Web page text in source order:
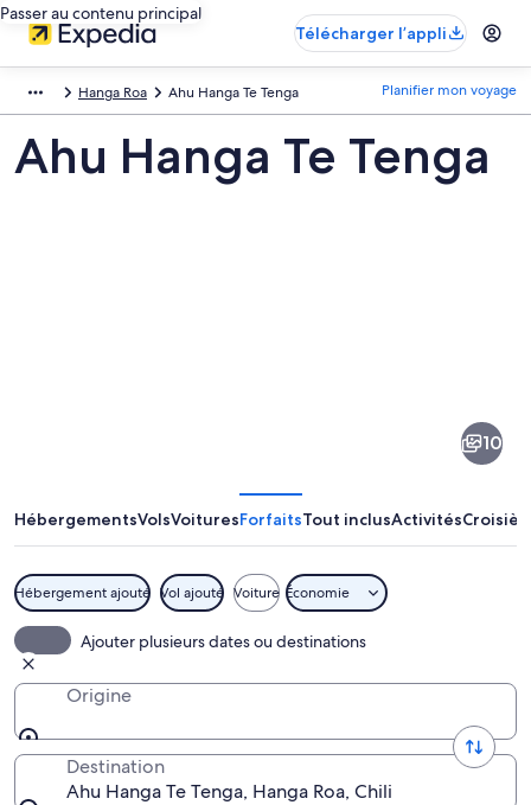
Passer au contenu principal
Télécharger l’appli
Hanga Roa Ahu Hanga Te Tenga Planifier mon voyage
Ahu Hanga Te Tenga
Ahu
Te
Tenga
10
HébergementsVolsVoituresForfaitsTout inclusActivités
Hébergement ajouté Vol ajouté Voiture Économie
Ajouter plusieurs dates ou destinations
Origine
Destination
Ahu Hanga Te Tenga, Hanga Roa, Chili